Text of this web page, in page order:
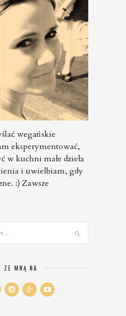
wegańskie
eksperymentować,
w kuchni małe dzieła
i uwielbiam, gdy
:) Zawsze
ZE MNĄ NA